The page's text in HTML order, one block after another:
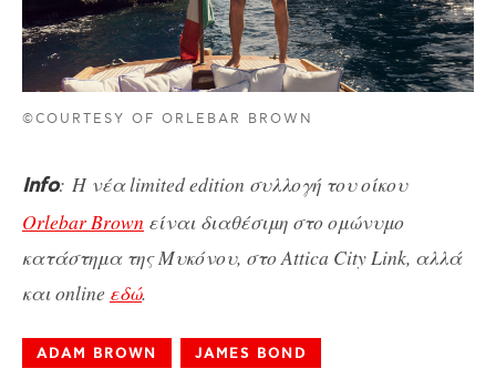
©COURTESY OF ORLEBAR BROWN
Info: Η νέα limited edition συλλογή του οίκου
Orlebar Brown είναι διαθέσιμη στο ομώνυμο
κατάστημα της Μυκόνου, στο Attica City Link, αλλά
και online εδώ.
ADAM BROWN JAMES BOND